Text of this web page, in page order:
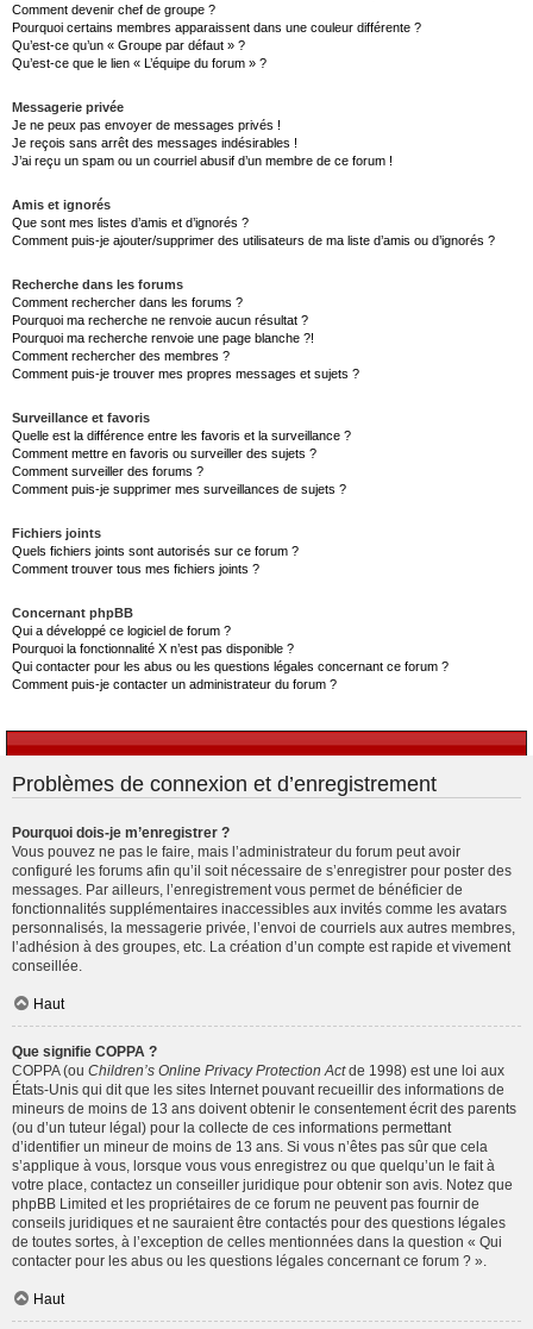
Comment devenir chef de groupe ?
Pourquoi certains membres apparaissent dans une couleur différente ?
Qu’est-ce qu’un « Groupe par défaut » ?
Qu’est-ce que le lien « L’équipe du forum » ?
Messagerie privée
Je ne peux pas envoyer de messages privés !
Je reçois sans arrêt des messages indésirables !
J’ai reçu un spam ou un courriel abusif d’un membre de ce forum !
Amis et ignorés
Que sont mes listes d’amis et d’ignorés ?
Comment puis-je ajouter/supprimer des utilisateurs de ma liste d’amis ou d’ignorés ?
Recherche dans les forums
Comment rechercher dans les forums ?
Pourquoi ma recherche ne renvoie aucun résultat ?
Pourquoi ma recherche renvoie une page blanche ?!
Comment rechercher des membres ?
Comment puis-je trouver mes propres messages et sujets ?
Surveillance et favoris
Quelle est la différence entre les favoris et la surveillance ?
Comment mettre en favoris ou surveiller des sujets ?
Comment surveiller des forums ?
Comment puis-je supprimer mes surveillances de sujets ?
Fichiers joints
Quels fichiers joints sont autorisés sur ce forum ?
Comment trouver tous mes fichiers joints ?
Concernant phpBB
Qui a développé ce logiciel de forum ?
Pourquoi la fonctionnalité X n’est pas disponible ?
Qui contacter pour les abus ou les questions légales concernant ce forum ?
Comment puis-je contacter un administrateur du forum ?
Problèmes de connexion et d’enregistrement
Pourquoi dois-je m’enregistrer ?
Vous pouvez ne pas le faire, mais l’administrateur du forum peut avoir
configuré les forums afin qu’il soit nécessaire de s’enregistrer pour poster des
messages. Par ailleurs, l’enregistrement vous permet de bénéficier de
fonctionnalités supplémentaires inaccessibles aux invités comme les avatars
personnalisés, la messagerie privée, l’envoi de courriels aux autres membres,
l’adhésion à des groupes, etc. La création d’un compte est rapide et vivement
conseillée.
Haut
Que signifie COPPA ?
COPPA (ou Children’s Online Privacy Protection Actde 1998) est une loi aux
États-Unis qui dit que les sites Internet pouvant recueillir des informations de
mineurs de moins de 13 ans doivent obtenir le consentement écrit des parents
(ou d’un tuteur légal) pour la collecte de ces informations permettant
d’identifier un mineur de moins de 13 ans. Si vous n’êtes pas sûr que cela
s’applique à vous, lorsque vous vous enregistrez ou que quelqu’un le fait à
votre place, contactez un conseiller juridique pour obtenir son avis. Notez que
phpBB Limited et les propriétaires de ce forum ne peuvent pas fournir de
conseils juridiques et ne sauraient être contactés pour des questions légales
de toutes sortes, à l’exception de celles mentionnées dans la question « Qui
contacter pour les abus ou les questions légales concernant ce forum ? ».
Haut